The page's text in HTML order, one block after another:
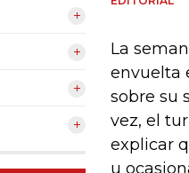
La
envuelta
sobre su
vez, el
explicar
u